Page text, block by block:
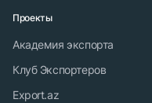
Проекты
Академия экспорта
Клуб Экспортеров
Export.az